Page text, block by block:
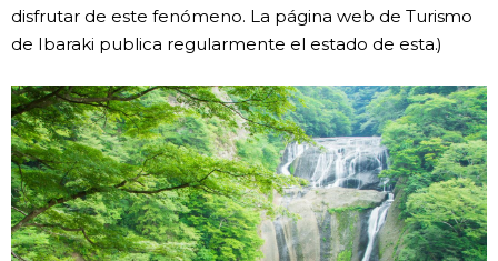
disfrutar de este fenómeno. La página web de Turismo
de Ibaraki publica regularmente el estado de esta.)